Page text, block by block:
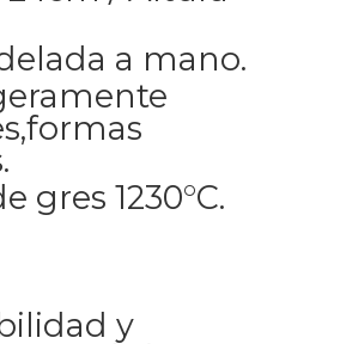
a mano.
gres 1230°C.
y